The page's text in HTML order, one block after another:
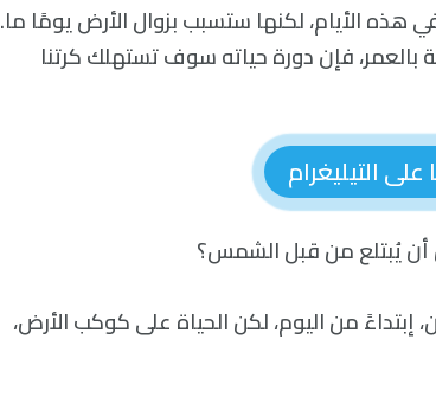
الأيام، لكنها ستسبب بزوال الأرض يومًا ما.
فإن دورة حياته سوف تستهلك كرتنا
على التيليغرام
أن يُبتلع من قبل الشمس؟
من اليوم، لكن الحياة على كوكب الأرض،